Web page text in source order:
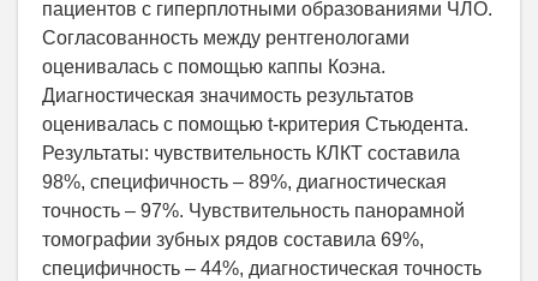
пациентов с гиперплотными образованиями ЧЛО.
Согласованность между рентгенологами
оценивалась с помощью каппы Коэна.
Диагностическая значимость результатов
оценивалась с помощью t-критерия Стьюдента.
Результаты: чувствительность КЛКТ составила
98%, специфичность – 89%, диагностическая
точность – 97%. Чувствительность панорамной
томографии зубных рядов составила 69%,
специфичность – 44%, диагностическая точность